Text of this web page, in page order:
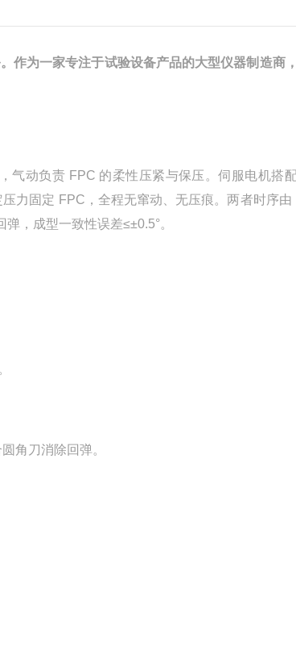
作为一家专注于试验设备产品的大型仪器制造商
气动负责 FPC 的柔性压紧与保压。伺服电机搭
力固定 FPC，全程无窜动、无压痕。两者时序由
，成型一致性误差≤±0.5°。
角刀消除回弹。